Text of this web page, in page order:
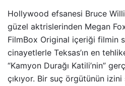
Hollywood efsanesi Bruce
güzel aktrislerinden Megan
FilmBox Original içeriği filmin
cinayetlerle Teksas’ın en
“Kamyon Durağı Katili’nin”
çıkıyor. Bir suç örgütünün izini